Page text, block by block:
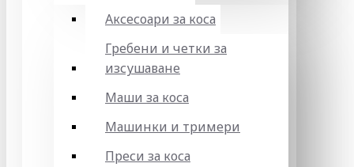
Аксесоари за коса
Гребени и четки за
изсушаване
Маши за коса
Машинки и тримери
Преси за коса